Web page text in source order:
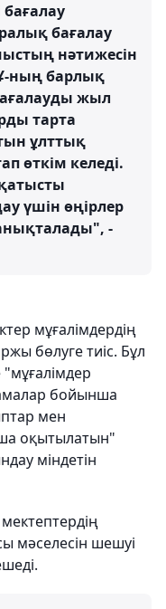
бағалау
нәтижесін
ның барлық
жыл
тарта
ұлттық
өткім келеді.
үшін өңірлер
-
мұғалімдердің
бөлуге тиіс. Бұл
"мұғалімдер
бойынша
мен
оқытылатын"
міндетін
мәселесін шешуі